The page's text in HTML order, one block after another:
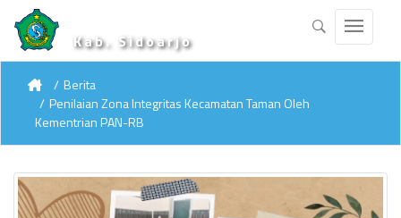
Kab. Sidoarjo
Berita
Penilaian Zona Integritas Kecamatan Taman Oleh
Kementrian PAN-RB